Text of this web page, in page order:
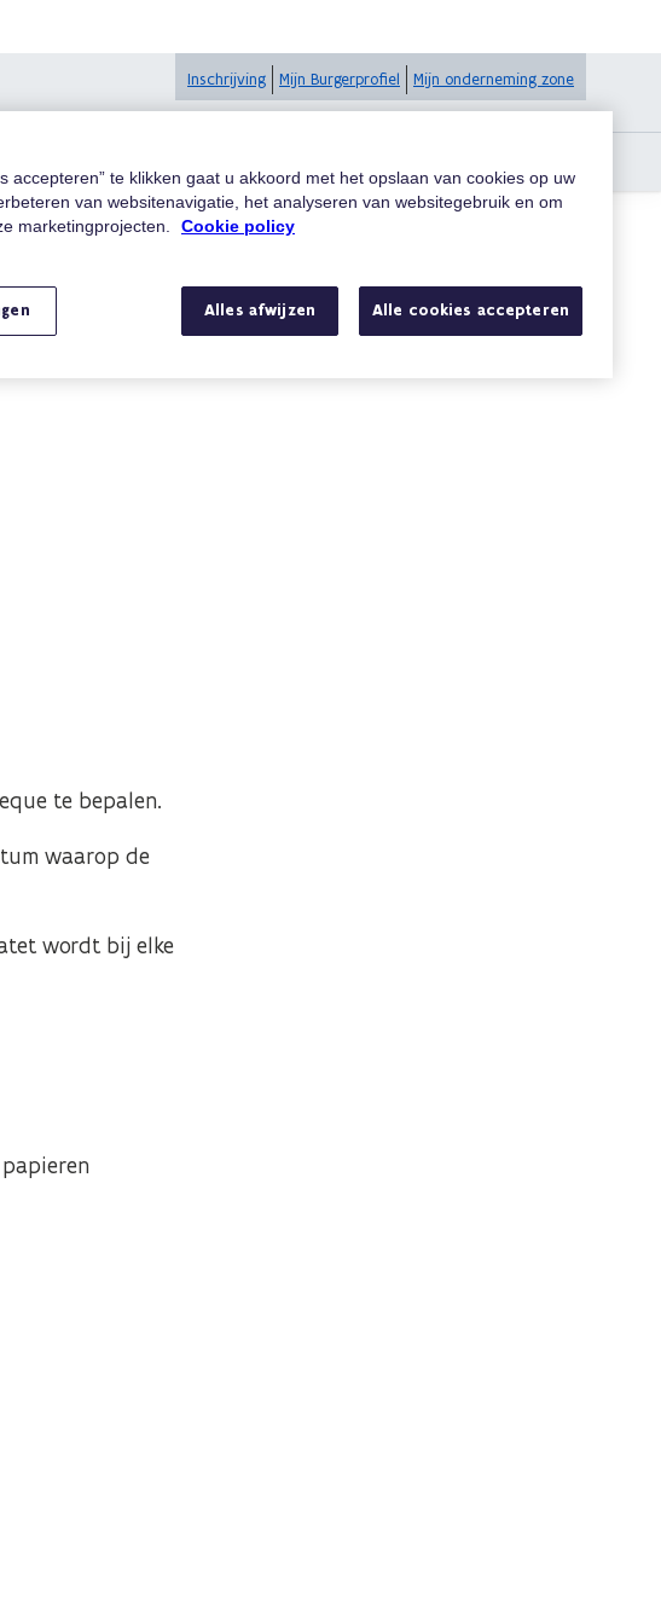
Inschrijving Mijn Burgerprofiel Mijn onderneming zone
per cheque?
Zoeken
te bepalen.
waarop de
wordt bij elke
accepteren” te klikken gaat u akkoord met het opslaan van cookies op uw
van websitenavigatie, het analyseren van websitegebruik en om
marketingprojecten.
Cookie policy
Alles afwijzen Alle cookies accepteren